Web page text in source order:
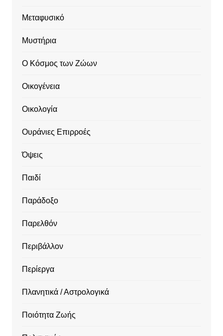
Μεταφυσικό
Μυστήρια
Ο Κόσμος των Ζώων
Οικογένεια
Οικολογία
Ουράνιες Επιρροές
Όψεις
Παιδί
Παράδοξο
Παρελθόν
Περιβάλλον
Περίεργα
Πλανητικά / Αστρολογικά
Ποιότητα Ζωής